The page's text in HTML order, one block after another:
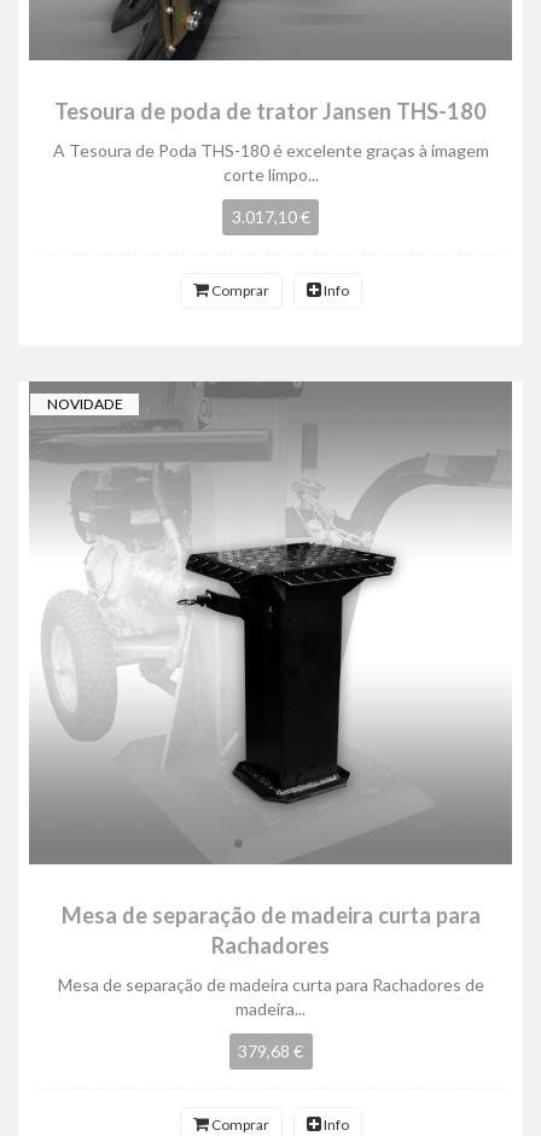
Tesoura de poda de trator Jansen THS-180
A Tesoura de Poda THS-180 é excelente graças à imagem
corte limpo...
3.017,10 €
Comprar Info
NOVIDADE
Mesa de separação de madeira curta para
Rachadores
Mesa de separação de madeira curta para Rachadores de
madeira...
379,68 €
Comprar Info